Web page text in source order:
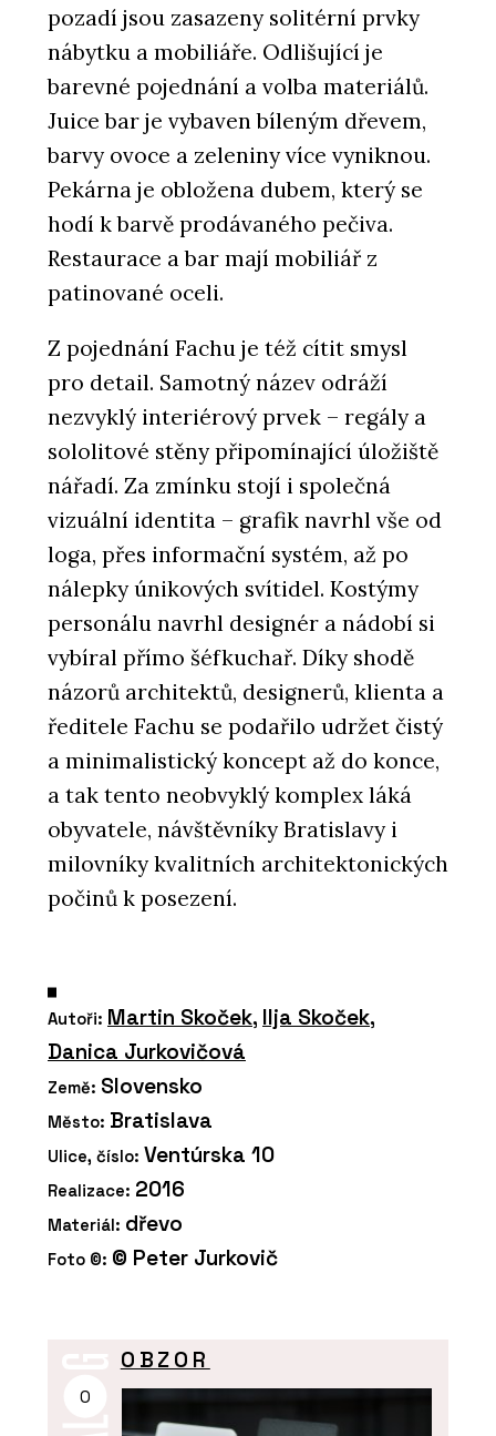
pozadí jsou zasazeny solitérní prvky
nábytku a mobiliáře. Odlišující je
barevné pojednání a volba materiálů.
Juice bar je vybaven bíleným dřevem,
barvy ovoce a zeleniny více vyniknou.
Pekárna je obložena dubem, který se
hodí k barvě prodávaného pečiva.
Restaurace a bar mají mobiliář z
patinované oceli.
Z pojednání Fachu je též cítit smysl
pro detail. Samotný název odráží
nezvyklý interiérový prvek – regály a
sololitové stěny připomínající úložiště
nářadí. Za zmínku stojí i společná
vizuální identita – grafik navrhl vše od
loga, přes informační systém, až po
nálepky únikových svítidel. Kostýmy
personálu navrhl designér a nádobí si
vybíral přímo šéfkuchař. Díky shodě
názorů architektů, designerů, klienta a
ředitele Fachu se podařilo udržet čistý
a minimalistický koncept až do konce,
a tak tento neobvyklý komplex láká
obyvatele, návštěvníky Bratislavy i
milovníky kvalitních architektonických
počinů k posezení.
Autoři: Martin Skoček, Ilja Skoček,
Danica Jurkovičová
Země: Slovensko
Město: Bratislava
Ulice, číslo: Ventúrska 10
Realizace: 2016
Materiál: dřevo
Foto ©: © Peter Jurkovič
O
OBZOR